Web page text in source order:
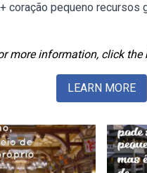
coração pequeno
more information, click the
LEARN MORE